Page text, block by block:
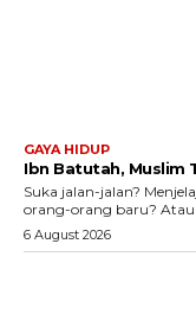
GAYA HIDUP
Ibn Batutah, Muslim
Suka jalan-jalan?
orang-orang baru?
6 August 2026